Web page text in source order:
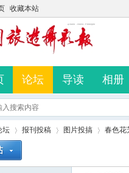
收藏本站
论坛 导读 相册
坛 报刊投稿 图片投搞 春色花